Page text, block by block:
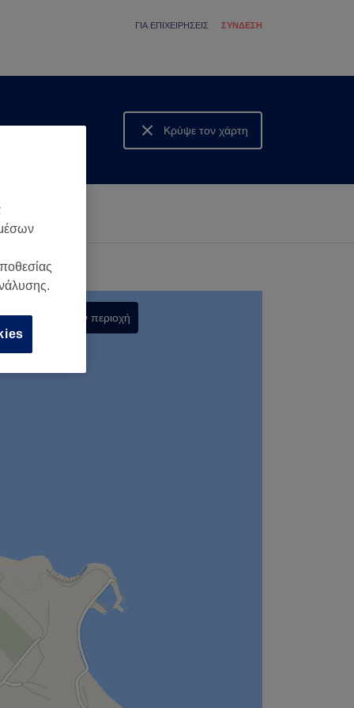
ΓΙΑ ΕΠΙΧΕΙΡΉΣΕΙΣ ΣΎΝΔΕΣΗ
Κρύψε τον χάρτη
Δες τον χάρτη
Αναζήτηση στην περιοχή
μέσων